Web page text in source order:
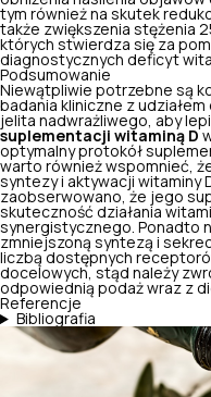
tym również na skutek
także zwiększenia stężenia
których stwierdza się za
diagnostycznych deficyt
Podsumowanie
Niewątpliwie potrzebne są
badania kliniczne z
jelita nadwrażliwego, aby
suplementacji witaminą D
optymalny protokół
warto również wspomnieć,
syntezy i aktywacji witaminy
zaobserwowano, że jego
skuteczność działania
synergistycznego. Ponadto
zmniejszoną syntezą i
liczbą dostępnych
docelowych, stąd należy
odpowiednią podaż wraz z
Referencje
Bibliografia